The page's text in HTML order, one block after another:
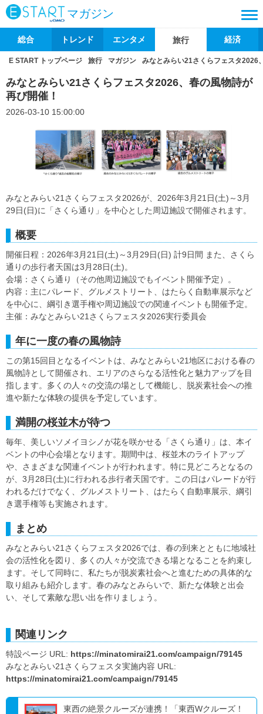
マガジン
総合 トレンド エンタメ 旅行 経済
E START トップページ 旅行 マガジン みなとみらい21さくらフェスタ2026
みなとみらい21さくらフェスタ2026、春の風物詩が
再び開催！
2026-03-10 15:00:00
みなとみらい21さくらフェスタ2026が、2026年3月21日(土)～3月
29日(日)に「さくら通り」を中心とした周辺施設で開催されます。
概要
開催日程：2026年3月21日(土)～3月29日(日) 計9日間 また、さくら
通りの歩行者天国は3月28日(土)。
会場：さくら通り（その他周辺施設でもイベント開催予定）。
内容：主にパレード、グルメストリート、はたらく自動車展示など
を中心に、綱引き選手権や周辺施設での関連イベントも開催予定。
主催：みなとみらい21さくらフェスタ2026実行委員会
年に一度の春の風物詩
この第15回目となるイベントは、みなとみらい21地区における春の
風物詩として開催され、エリアのさらなる活性化と魅力アップを目
指します。多くの人々の交流の場として機能し、脱炭素社会への推
進や新たな体験の提供を予定しています。
満開の桜並木が待つ
毎年、美しいソメイヨシノが花を咲かせる「さくら通り」は、本イ
ベントの中心会場となります。期間中は、桜並木のライトアップ
や、さまざまな関連イベントが行われます。特に見どころとなるの
が、3月28日(土)に行われる歩行者天国です。この日はパレードが行
われるだけでなく、グルメストリート、はたらく自動車展示、綱引
き選手権等も実施されます。
まとめ
みなとみらい21さくらフェスタ2026では、春の到来とともに地域社
会の活性化を図り、多くの人々が交流できる場となることを約束し
ます。そして同時に、私たちが脱炭素社会へと進むための具体的な
取り組みも紹介します。春のみなとみらいで、新たな体験と出会
い、そして素敵な思い出を作りましょう。
関連リンク
特設ページ URL: https://minatomirai21.com/campaign/79145
みなとみらい21さくらフェスタ実施内容 URL:
https://minatomirai21.com/campaign/79145
東西の絶景クルーズが連携！「東西Wクルーズ！